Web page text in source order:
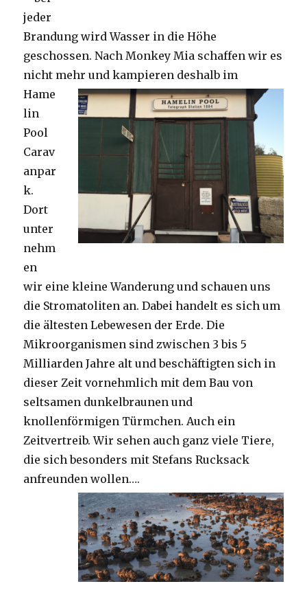
jeder
Brandung wird Wasser in die Höhe
geschossen. Nach Monkey Mia schaffen wir es
nicht mehr und kampieren deshalb im
Hame
lin
Pool
Carav
anpar
k.
Dort
unter
nehm
en
wir eine kleine Wanderung und schauen uns
die Stromatoliten an. Dabei handelt es sich um
die ältesten Lebewesen der Erde. Die
Mikroorganismen sind zwischen 3 bis 5
Milliarden Jahre alt und beschäftigten sich in
dieser Zeit vornehmlich mit dem Bau von
seltsamen dunkelbraunen und
knollenförmigen Türmchen. Auch ein
Zeitvertreib. Wir sehen auch ganz viele Tiere,
die sich besonders mit Stefans Rucksack
anfreunden wollen….